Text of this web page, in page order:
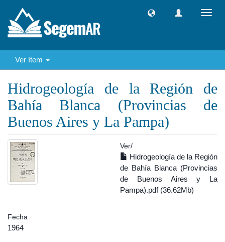
Ver ítem
Hidrogeología de la Región de
Bahía Blanca (Provincias de
Buenos Aires y La Pampa)
Ver/
Hidrogeología de la Región
de Bahía Blanca (Provincias
de Buenos Aires y La
Pampa).pdf (36.62Mb)
Fecha
1964